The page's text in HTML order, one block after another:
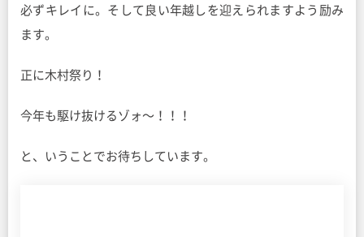
必ずキレイに。そして良い年越しを迎えられますよう励み
ます。
正に木村祭り！
今年も駆け抜けるゾォ〜！！！
と、いうことでお待ちしています。